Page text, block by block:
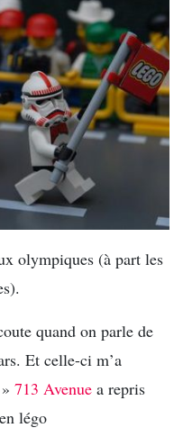
olympiques (à part les
quand on parle de
Et celle-ci m’a
713 Avenue a repris
légo